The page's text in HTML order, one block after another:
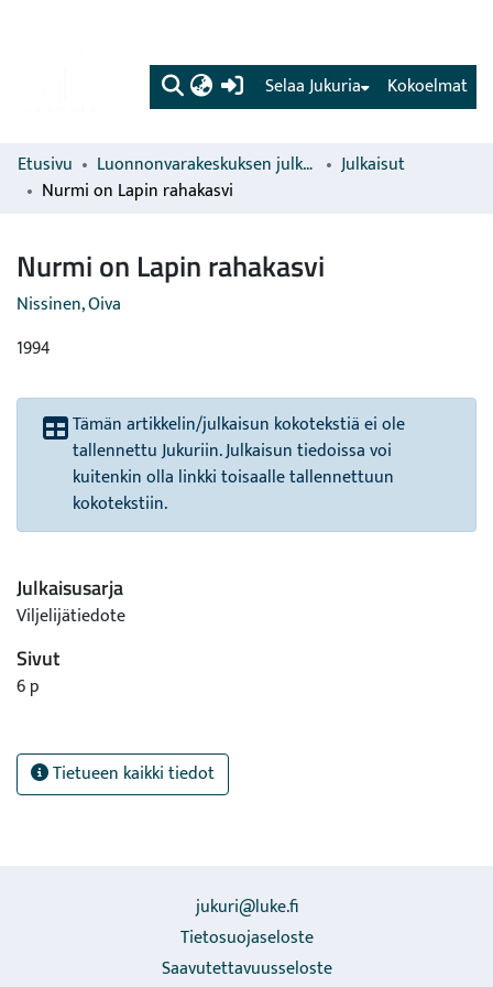
(current) Kokoelmat
Selaa Jukuria
Etusivu Luonnonvarakeskuksen julkaisut
Julkaisut
Nurmi on Lapin rahakasvi
Nurmi on Lapin rahakasvi
Nissinen, Oiva
1994
Tämän artikkelin/julkaisun kokotekstiä ei ole
tallennettu Jukuriin. Julkaisun tiedoissa voi
kuitenkin olla linkki toisaalle tallennettuun
kokotekstiin.
Julkaisusarja
Viljelijätiedote
Sivut
6 p
Tietueen kaikki tiedot
jukuri@luke.fi
Tietosuojaseloste
Saavutettavuusseloste